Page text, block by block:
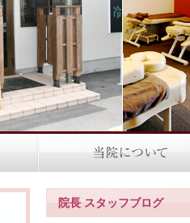
院長 スタッフブログ